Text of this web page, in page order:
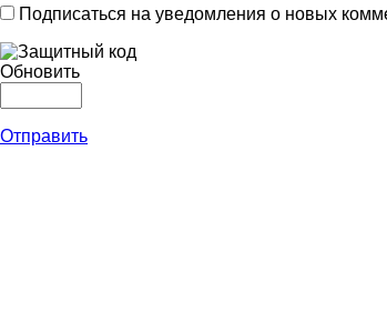
Подписаться на уведомления о новых
Обновить
Отправить